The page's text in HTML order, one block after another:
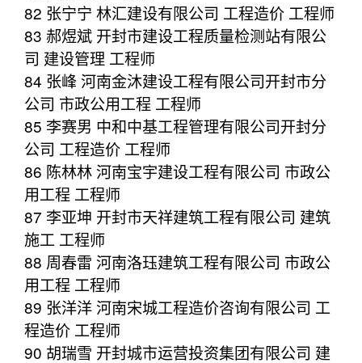
82 张宁宁 林汇建设有限公司 工程造价 工程师
83 郝煜斌 开封市建设工程质量检测站有限公
司 建设管理 工程师
84 张峰 河南金沐建设工程有限公司开封市分
公司 市政公用工程 工程师
85 李赛男 中和中基工程管理有限公司开封分
公司 工程造价 工程师
86 陈林林 河南宝宇建设工程有限公司 市政公
用工程 工程师
87 李亚坤 开封市天祥建筑工程有限公司 建筑
施工 工程师
88 周春雷 河南洛珏建筑工程有限公司 市政公
用工程 工程师
89 张洋洋 河南宋城工程造价咨询有限公司 工
程造价 工程师
90 胡瑞雪 开封城市运营投资集团有限公司 建